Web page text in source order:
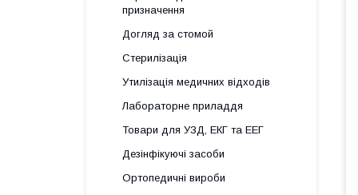
призначення
Догляд за стомой
Стерилізація
Утилізація медичних відходів
Лабораторне приладдя
Товари для УЗД, ЕКГ та ЕЕГ
Дезінфікуючі засоби
Ортопедичні вироби